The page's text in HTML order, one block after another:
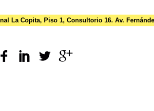
La Copita, Piso 1, Consultorio 16. Av.